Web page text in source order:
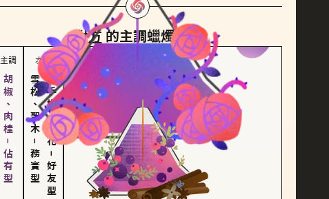
對方 的主調蠟燭是...
主調
胡椒、肉桂－佔有型
次調
雪松、聖木
－
務實型
佛手柑、橙花
－
好友型